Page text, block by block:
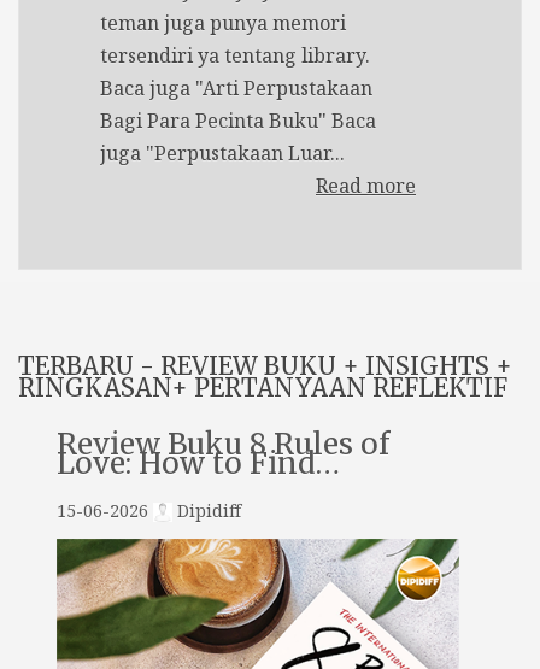
teman juga punya memori
tersendiri ya tentang library.
Baca juga "Arti Perpustakaan
Bagi Para Pecinta Buku" Baca
juga "Perpustakaan Luar...
Read more
TERBARU - REVIEW BUKU + INSIGHTS +
RINGKASAN+ PERTANYAAN REFLEKTIF
Review Buku 8 Rules of
Love: How to Find…
15-06-2026 Dipidiff